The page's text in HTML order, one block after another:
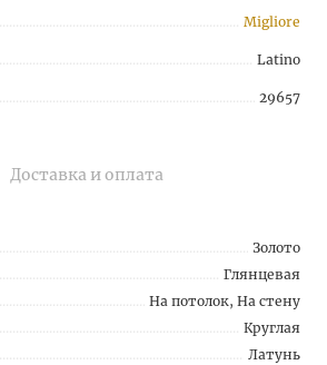
Migliore
Latino
29657
Доставка и оплата
Золото
Глянцевая
На потолок, На стену
Круглая
Латунь